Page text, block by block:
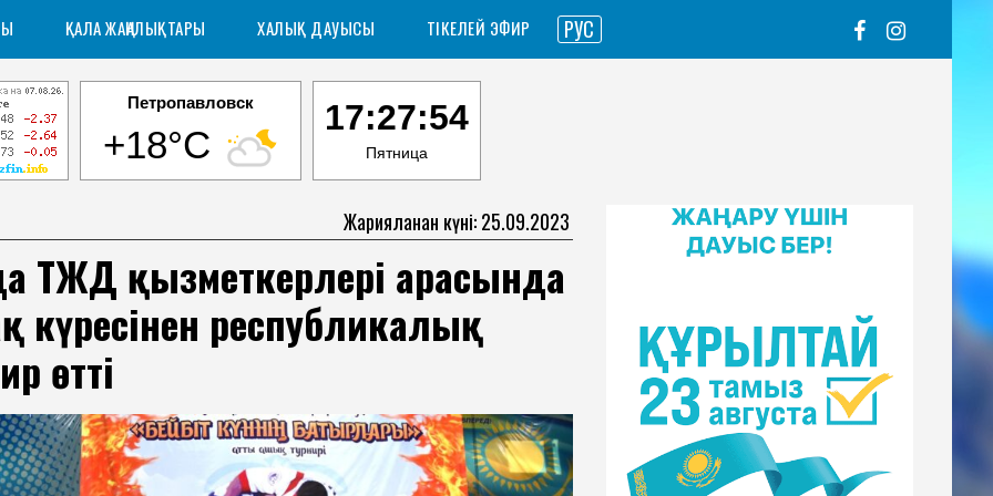
ҚАЛА ЖАҢАЛЫҚТАРЫ ХАЛЫҚ ДАУЫСЫ ТІКЕЛЕЙ ЭФИР РУС
Петропавловск
+18°C
17:27:55
Пятница
Жарияланған күні: 25.09.2023
ТЖД қызметкерлері арасында
күресінен республикалық
өтті